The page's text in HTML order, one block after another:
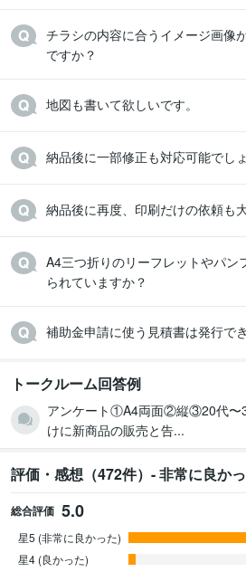
チラシの内容に合うイメージ画像
ですか？
地図も書いて欲しいです。
納品後に一部修正も対応可能でし
納品後に再度、印刷だけの依頼も
A4三つ折りのリーフレットやパン
られていますか？
補助金申請に使う見積書は発行で
トークルーム回答例
アンケート①A4両面②縦③20代〜
けに新商品の販売と告...
評価・感想（472件）- 非常に良か
総合評価 5.0
星5 (非常に良かった)
星4 (良かった)